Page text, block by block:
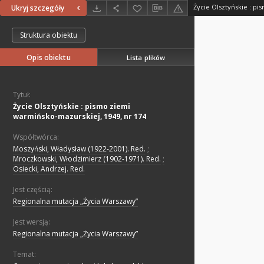
Ukryj szczegóły
Struktura obiektu
Opis obiektu Lista plików
Tytuł:
Życie Olsztyńskie : pismo ziemi
warmińsko-mazurskiej, 1949, nr 174
Współtwórca:
Moszyński, Władysław (1922-2001). Red. ;
Mroczkowski, Włodzimierz (1902-1971). Red. ;
Osiecki, Andrzej. Red.
Jest częścią:
Regionalna mutacja „Życia Warszawy”
Jest wersją:
Regionalna mutacja „Życia Warszawy”
Temat: